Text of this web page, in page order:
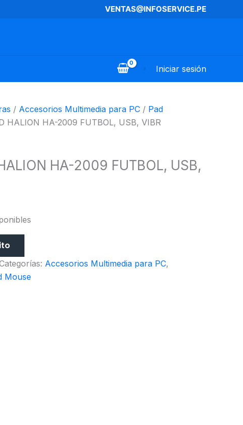
VENTAS@INFOSERVICE.PE
Iniciar sesión
/ Accesorios Multimedia para PC / Pad
HALION HA-2009 FUTBOL, USB, VIBR
HA-2009 FUTBOL, USB,
Accesorios Multimedia para PC,
Mouse